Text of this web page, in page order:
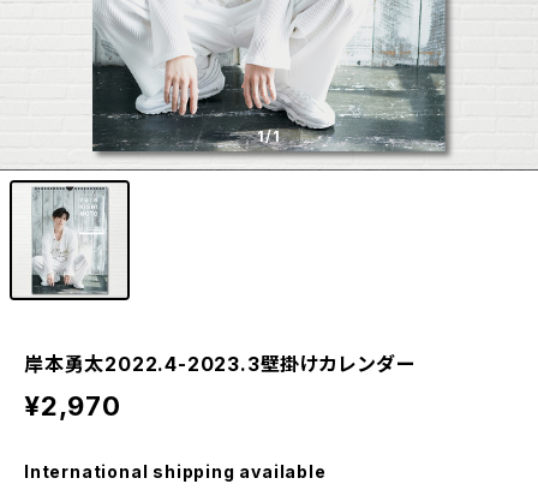
1/1
岸本勇太2022.4-2023.3壁掛けカレンダー
¥2,970
International shipping available